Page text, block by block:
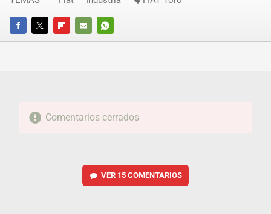
FACEBOOKTWITTERFLIPBOARD
E-
WHATSAPP
Comentarios cerrados
VER 15 COMENTARIOS